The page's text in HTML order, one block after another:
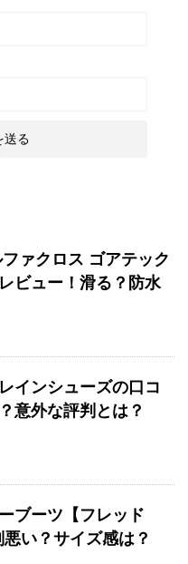
ァクロス ゴアテック
ビュー！滑る？防水
インシューズの口コ
意外な評判とは？
ブーツ【フレッド
い？サイズ感は？